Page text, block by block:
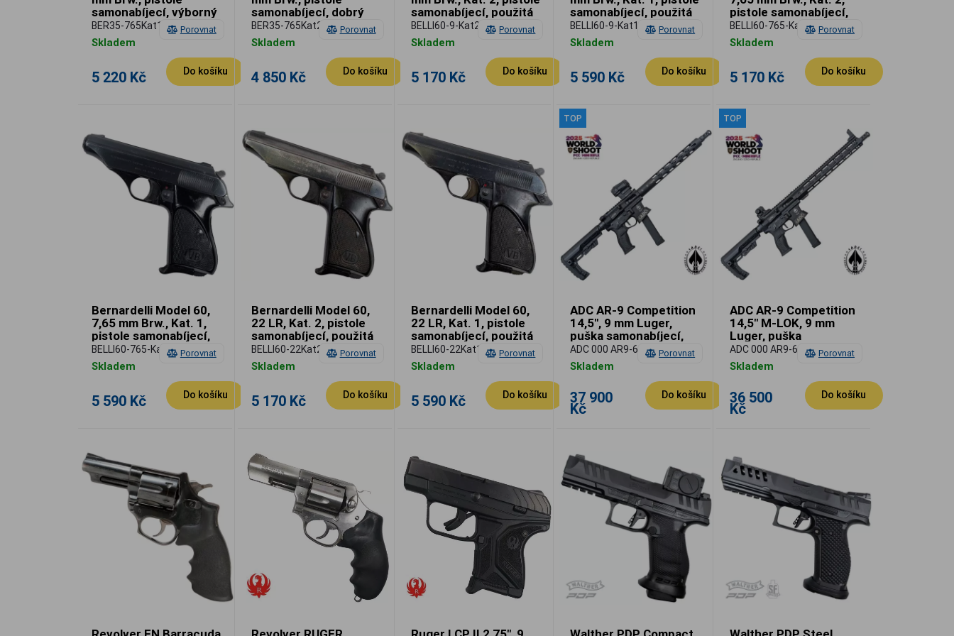
Porovnat
samonabíjecí, výborný
stav, použitá
BER35-765Kat1
Skladem
5 220 Kč Do košíku
Porovnat
samonabíjecí, dobrý
stav, použitá
BER35-765Kat2
Skladem
4 850 Kč Do košíku
Porovnat
samonabíjecí, použitá
BELLI60-9-Kat2
Skladem
5 170 Kč Do košíku
Porovnat
samonabíjecí, použitá
BELLI60-9-Kat1
Skladem
5 590 Kč Do košíku
Porovnat
pistole samonabíjecí,
použitá
BELLI60-765-Kat2
Skladem
5 170 Kč Do košíku
Porovnat
Bernardelli Model 60,
7,65 mm Brw., Kat. 1,
pistole samonabíjecí,
použitá
BELLI60-765-Kat1
Skladem
5 590 Kč Do košíku
Porovnat
Bernardelli Model 60,
22 LR, Kat. 2, pistole
samonabíjecí, použitá
BELLI60-22Kat2
Skladem
5 170 Kč Do košíku
Porovnat
Bernardelli Model 60,
22 LR, Kat. 1, pistole
samonabíjecí, použitá
BELLI60-22Kat1
Skladem
5 590 Kč Do košíku
TOP
Porovnat
ADC AR-9 Competition
14,5", 9 mm Luger,
puška samonabíjecí,
2025 World Shoot
ADC 000 AR9-6-R
Skladem
37 900
Kč
Do košíku
TOP
Porovnat
ADC AR-9 Competition
14,5" M-LOK, 9 mm
Luger, puška
samonabíjecí, 2025
World Shoot
ADC 000 AR9-6-ML
Skladem
36 500
Kč
Do košíku